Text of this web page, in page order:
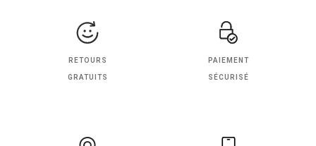
RETOURS
GRATUITS
PAIEMENT
SÉCURISÉ